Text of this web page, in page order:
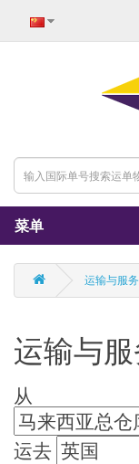
菜单
运输与服
运输与
从
运去